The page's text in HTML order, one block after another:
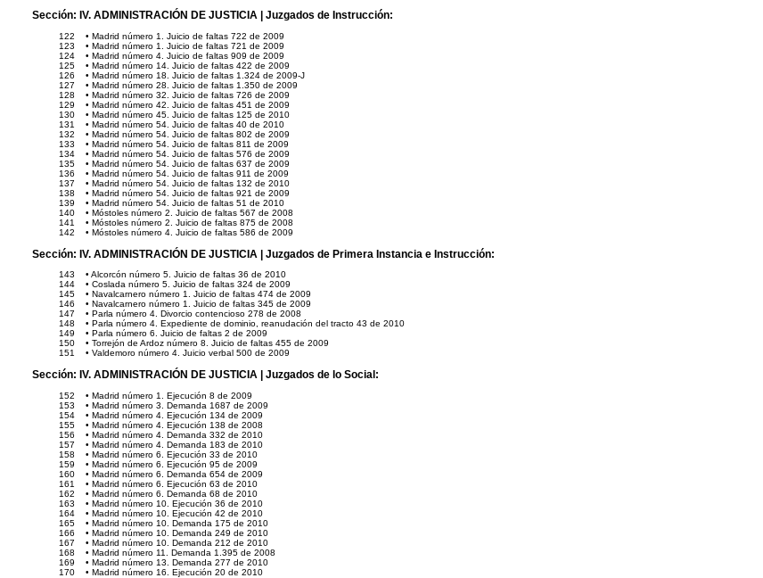
Sección: IV. ADMINISTRACIÓN DE JUSTICIA | Juzgados de Instrucción:
122
• Madrid número 1. Juicio de faltas 722 de 2009
123
• Madrid número 1. Juicio de faltas 721 de 2009
124
• Madrid número 4. Juicio de faltas 909 de 2009
125
• Madrid número 14. Juicio de faltas 422 de 2009
126
• Madrid número 18. Juicio de faltas 1.324 de 2009-J
127
• Madrid número 28. Juicio de faltas 1.350 de 2009
128
• Madrid número 32. Juicio de faltas 726 de 2009
129
• Madrid número 42. Juicio de faltas 451 de 2009
130
• Madrid número 45. Juicio de faltas 125 de 2010
131
• Madrid número 54. Juicio de faltas 40 de 2010
132
• Madrid número 54. Juicio de faltas 802 de 2009
133
• Madrid número 54. Juicio de faltas 811 de 2009
134
• Madrid número 54. Juicio de faltas 576 de 2009
135
• Madrid número 54. Juicio de faltas 637 de 2009
136
• Madrid número 54. Juicio de faltas 911 de 2009
137
• Madrid número 54. Juicio de faltas 132 de 2010
138
• Madrid número 54. Juicio de faltas 921 de 2009
139
• Madrid número 54. Juicio de faltas 51 de 2010
140
• Móstoles número 2. Juicio de faltas 567 de 2008
141
• Móstoles número 2. Juicio de faltas 875 de 2008
142
• Móstoles número 4. Juicio de faltas 586 de 2009
Sección: IV. ADMINISTRACIÓN DE JUSTICIA | Juzgados de Primera Instancia e Instrucción:
143
• Alcorcón número 5. Juicio de faltas 36 de 2010
144
• Coslada número 5. Juicio de faltas 324 de 2009
145
• Navalcarnero número 1. Juicio de faltas 474 de 2009
146
• Navalcarnero número 1. Juicio de faltas 345 de 2009
147
• Parla número 4. Divorcio contencioso 278 de 2008
148
• Parla número 4. Expediente de dominio, reanudación del tracto 43 de 2010
149
• Parla número 6. Juicio de faltas 2 de 2009
150
• Torrejón de Ardoz número 8. Juicio de faltas 455 de 2009
151
• Valdemoro número 4. Juicio verbal 500 de 2009
Sección: IV. ADMINISTRACIÓN DE JUSTICIA | Juzgados de lo Social:
152
• Madrid número 1. Ejecución 8 de 2009
153
• Madrid número 3. Demanda 1687 de 2009
154
• Madrid número 4. Ejecución 134 de 2009
155
• Madrid número 4. Ejecución 138 de 2008
156
• Madrid número 4. Demanda 332 de 2010
157
• Madrid número 4. Demanda 183 de 2010
158
• Madrid número 6. Ejecución 33 de 2010
159
• Madrid número 6. Ejecución 95 de 2009
160
• Madrid número 6. Demanda 654 de 2009
161
• Madrid número 6. Ejecución 63 de 2010
162
• Madrid número 6. Demanda 68 de 2010
163
• Madrid número 10. Ejecución 36 de 2010
164
• Madrid número 10. Ejecución 42 de 2010
165
• Madrid número 10. Demanda 175 de 2010
166
• Madrid número 10. Demanda 249 de 2010
167
• Madrid número 10. Demanda 212 de 2010
168
• Madrid número 11. Demanda 1.395 de 2008
169
• Madrid número 13. Demanda 277 de 2010
170
• Madrid número 16. Ejecución 20 de 2010